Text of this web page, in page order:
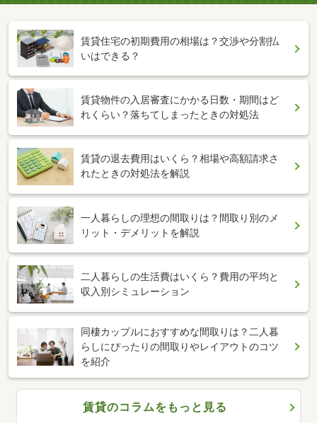
賃貸住宅の初期費用の相場は？交渉や分割払
いはできる？
賃貸物件の入居審査にかかる日数・期間はど
れくらい？落ちてしまったときの対処法
賃貸の退去費用はいくら？相場や高額請求さ
れたときの対処法を解説
一人暮らしの理想の間取りは？間取り別のメ
リット・デメリットを解説
二人暮らしの生活費はいくら？費用の平均と
収入別シミュレーション
同棲カップルにおすすめな間取りは？二人暮
らしにぴったりの間取りやレイアウトのコツ
を紹介
賃貸のコラムをもっと見る